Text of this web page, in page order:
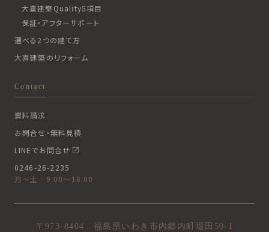
大喜建築Quality5項目
保証・アフターサポート
選べる2つの建て方
大喜建築のリフォーム
Contact
資料請求
お問合せ・無料見積
LINEでお問合せ
0246-26-2235
月〜土 9:00〜18:00
〒973-8404 福島県いわき市内郷内町堤田50-1